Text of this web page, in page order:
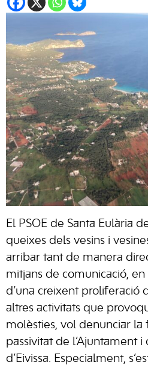
El PSOE de Santa Eulària
queixes dels vesins i
arribar tant de manera
mitjans de comunicació,
d’una creixent proliferació
altres activitats que
molèsties, vol denunciar la
passivitat de l’Ajuntament
d’Eivissa. Especialment,